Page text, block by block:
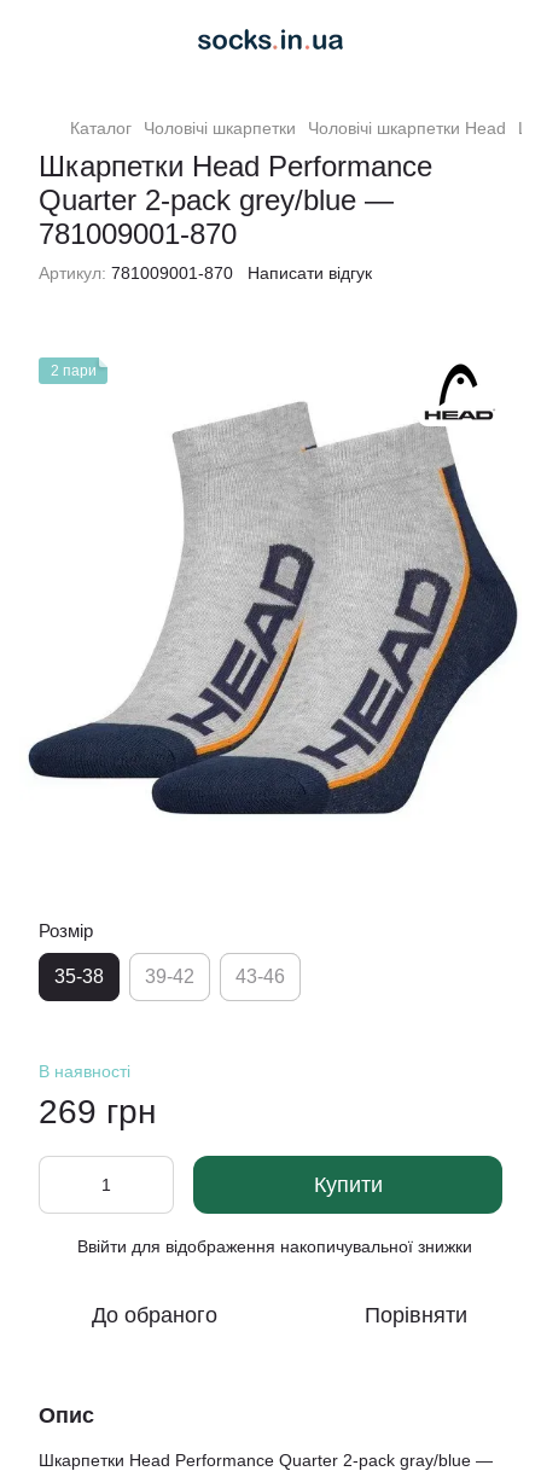
Каталог Чоловiчi шкарпетки Чоловiчi шкарпетки Head
Шкарпетки Head Performance
Quarter 2-pack grey/blue —
781009001-870
Артикул: 781009001-870 Написати відгук
2 пари
Розмір
35-38 39-42 43-46
В наявності
269 грн
Купити
Ввійти для відображення накопичувальної знижки
До обраного Порівняти
Опис
Шкарпетки Head Performance Quarter 2-pack gray/blue —